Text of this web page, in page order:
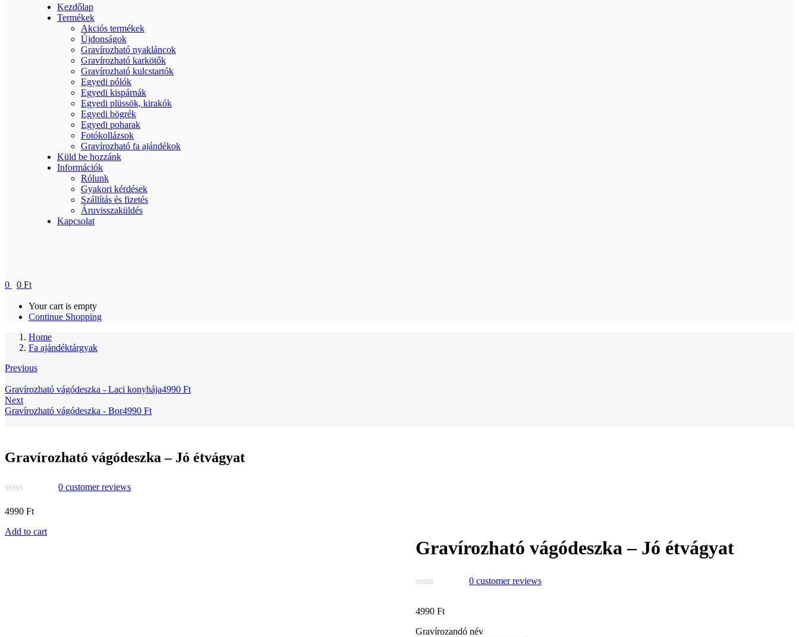
Kezdőlap
Termékek
Akciós termékek
Újdonságok
Gravírozható nyakláncok
Gravírozható karkötők
Gravírozható kulcstartók
Egyedi pólók
Egyedi kispárnák
Egyedi plüssök, kirakók
Egyedi bögrék
Egyedi poharak
Fotókollázsok
Gravírozható fa ajándékok
Küld be hozzánk
Információk
Rólunk
Gyakori kérdések
Szállítás és fizetés
Áruvisszaküldés
Kapcsolat
0 0Ft
Your cart is empty
Continue Shopping
Home
Fa ajándéktárgyak
Previous
Gravírozható vágódeszka - Laci konyhája4990 Ft
Next
Gravírozható vágódeszka - Bor4990 Ft
Gravírozható vágódeszka – Jó étvágyat
0 customer reviews
4990 Ft
Add to cart
Gravírozható vágódeszka – Jó étvágyat
0customer reviews
4990 Ft
Gravírozandó név